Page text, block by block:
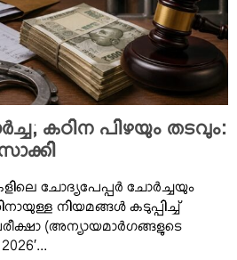
കഠിന പിഴയും തടവും:
ചോദ്യപേപ്പര്‍ ചോര്‍ച്ചയും
നിയമങ്ങള്‍ കടുപ്പിച്ച്
(അന്യായമാര്‍ഗങ്ങളുടെ